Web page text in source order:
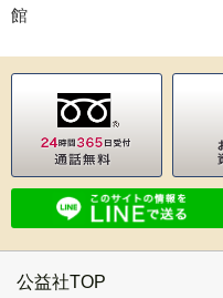
館
公益社TOP